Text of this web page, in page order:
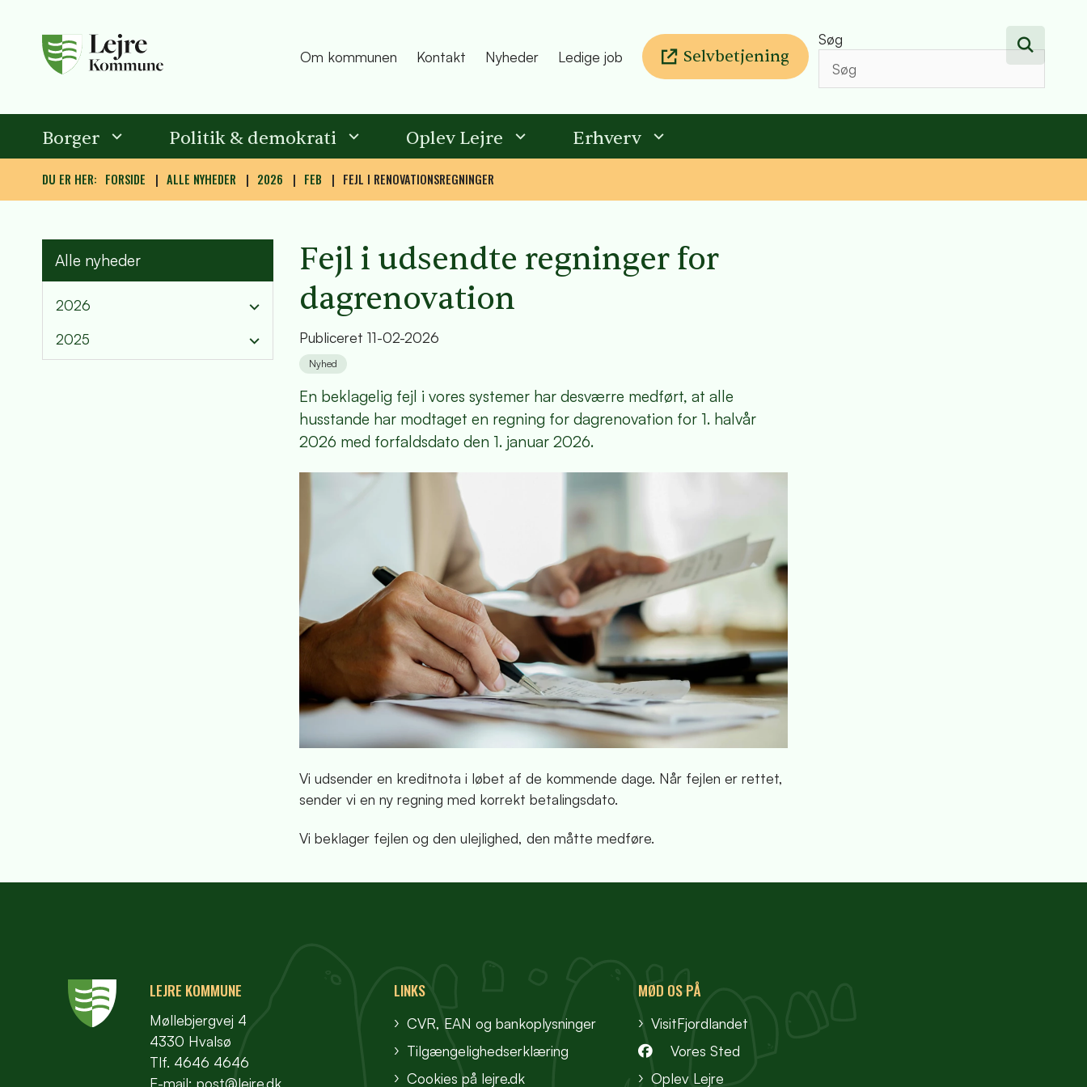
Om kommunen Kontakt Nyheder Ledige job Selvbetjening
Søg
Borger Politik & demokrati Oplev Lejre Erhverv
DU ER HER: FORSIDE ALLE NYHEDER 2026 FEB FEJL I RENOVATIONSREGNINGER
Alle nyheder
2026
2025
Fejl i udsendte regninger for
dagrenovation
Publiceret 11-02-2026
Nyhed
En beklagelig fejl i vores systemer har desværre medført, at alle
husstande har modtaget en regning for dagrenovation for 1. halvår
2026 med forfaldsdato den 1. januar 2026.
Vi udsender en kreditnota i løbet af de kommende dage. Når fejlen er rettet,
sender vi en ny regning med korrekt betalingsdato.
Vi beklager fejlen og den ulejlighed, den måtte medføre.
LEJRE KOMMUNE
Møllebjergvej 4
4330 Hvalsø
Tlf. 4646 4646
E-mail: post@lejre.dk
LINKS
CVR, EAN og bankoplysninger
Tilgængelighedserklæring
Cookies på lejre.dk
MØD OS PÅ
VisitFjordlandet
Vores Sted
Oplev Lejre